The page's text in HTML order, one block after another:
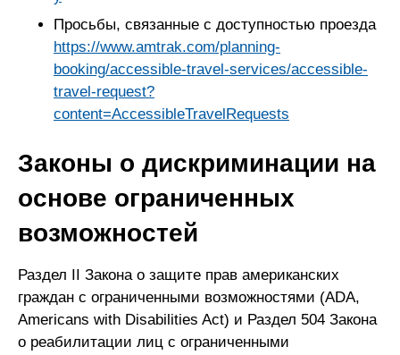
Просьбы, связанные с доступностью проезда
https://www.amtrak.com/planning-
booking/accessible-travel-services/accessible-
travel-request?
content=AccessibleTravelRequests
Законы о дискриминации на
основе ограниченных
возможностей
Раздел II Закона о защите прав американских
граждан с ограниченными возможностями (ADA,
Americans with Disabilities Act) и Раздел 504 Закона
о реабилитации лиц с ограниченными